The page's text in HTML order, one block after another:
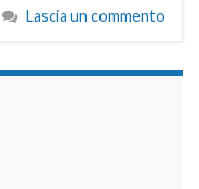
Lascia un commento